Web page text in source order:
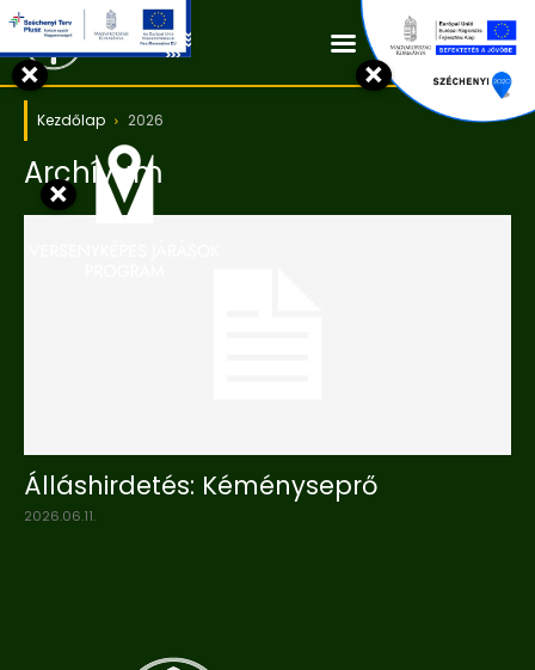
Kapcsolat
Kezdőlap 2026
Archívum
Álláshirdetés: Kéményseprő
2026.06.11.
×
×
×